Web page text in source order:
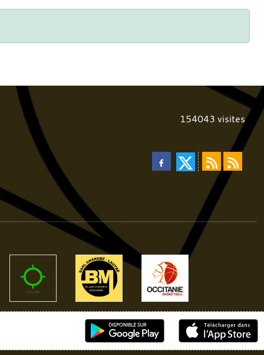
154043 visites